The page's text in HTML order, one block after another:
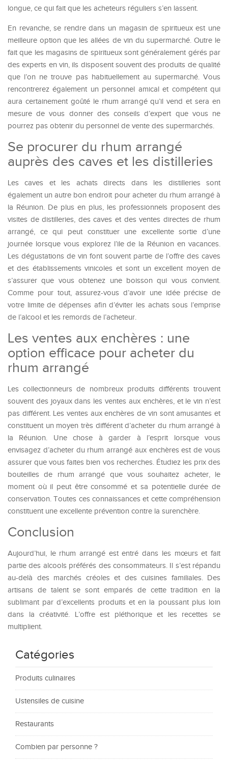
longue, ce qui fait que les acheteurs réguliers s’en lassent.
En revanche, se rendre dans un magasin de spiritueux est une
meilleure option que les allées de vin du supermarché. Outre le
fait que les magasins de spiritueux sont généralement gérés par
des experts en vin, ils disposent souvent des produits de qualité
que l’on ne trouve pas habituellement au supermarché. Vous
rencontrerez également un personnel amical et compétent qui
aura certainement goûté le rhum arrangé qu’il vend et sera en
mesure de vous donner des conseils d’expert que vous ne
pourrez pas obtenir du personnel de vente des supermarchés.
Se procurer du rhum arrangé
auprès des caves et les distilleries
Les caves et les achats directs dans les distilleries sont
également un autre bon endroit pour acheter du rhum arrangé à
la Réunion. De plus en plus, les professionnels proposent des
visites de distilleries, des caves et des ventes directes de rhum
arrangé, ce qui peut constituer une excellente sortie d’une
journée lorsque vous explorez l’ile de la Réunion en vacances.
Les dégustations de vin font souvent partie de l’offre des caves
et des établissements vinicoles et sont un excellent moyen de
s’assurer que vous obtenez une boisson qui vous convient.
Comme pour tout, assurez-vous d’avoir une idée précise de
votre limite de dépenses afin d’éviter les achats sous l’emprise
de l’alcool et les remords de l’acheteur.
Les ventes aux enchères : une
option efficace pour acheter du
rhum arrangé
Les collectionneurs de nombreux produits différents trouvent
souvent des joyaux dans les ventes aux enchères, et le vin n’est
pas différent. Les ventes aux enchères de vin sont amusantes et
constituent un moyen très différent d’acheter du rhum arrangé à
la Réunion. Une chose à garder à l’esprit lorsque vous
envisagez d’acheter du rhum arrangé aux enchères est de vous
assurer que vous faites bien vos recherches. Étudiez les prix des
bouteilles de rhum arrangé que vous souhaitez acheter, le
moment où il peut être consommé et sa potentielle durée de
conservation. Toutes ces connaissances et cette compréhension
constituent une excellente prévention contre la surenchère.
Conclusion
Aujourd’hui, le rhum arrangé est entré dans les mœurs et fait
partie des alcools préférés des consommateurs. Il s’est répandu
au-delà des marchés créoles et des cuisines familiales. Des
artisans de talent se sont emparés de cette tradition en la
sublimant par d’excellents produits et en la poussant plus loin
dans la créativité. L’offre est pléthorique et les recettes se
multiplient.
Catégories
Produits culinaires
Ustensiles de cuisine
Restaurants
Combien par personne ?